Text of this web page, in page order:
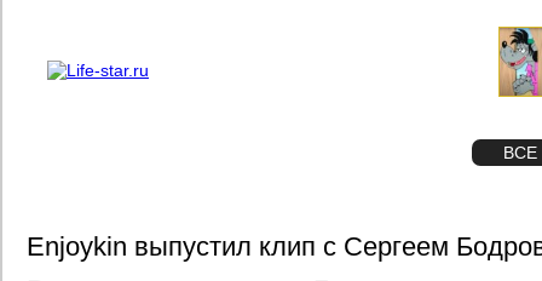
ВСЕ
Enjoykin выпустил клип с Сергеем